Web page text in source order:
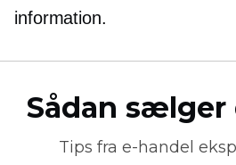
information.
Sådan sælger
Tips fra e-handel